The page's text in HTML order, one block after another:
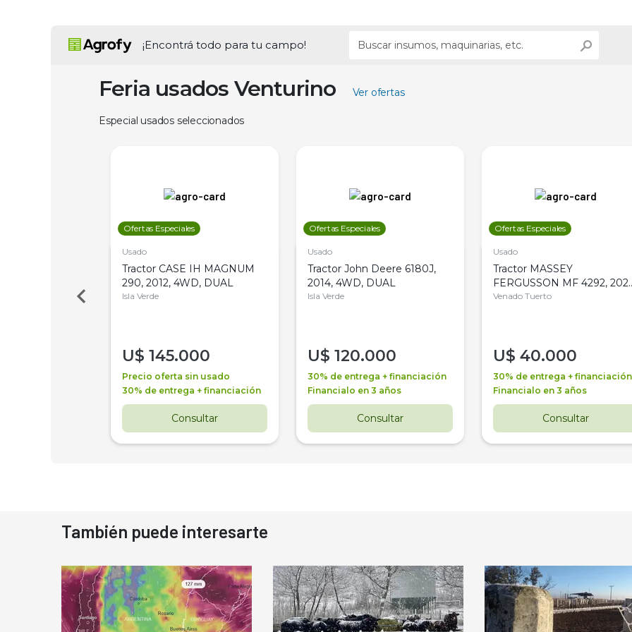
¡Encontrá todo para tu campo!
Feria usados Venturino Ver ofertas
Especial usados seleccionados
Ofertas Especiales
Usado
Tractor CASE IH MAGNUM
290, 2012, 4WD, DUAL
Isla Verde
U$ 145.000
Precio oferta sin usado
30% de entrega + financiación
Consultar
Ofertas Especiales
Usado
Tractor John Deere 6180J,
2014, 4WD, DUAL
Isla Verde
U$ 120.000
30% de entrega + financiación
Financialo en 3 años
Consultar
Ofertas Especiales
Usado
Tractor MASSEY
FERGUSSON MF 4292,
4WD, PATON
Venado Tuerto
U$ 40.000
30% de entrega + financiación
Financialo en 3 años
Consultar
También puede interesarte